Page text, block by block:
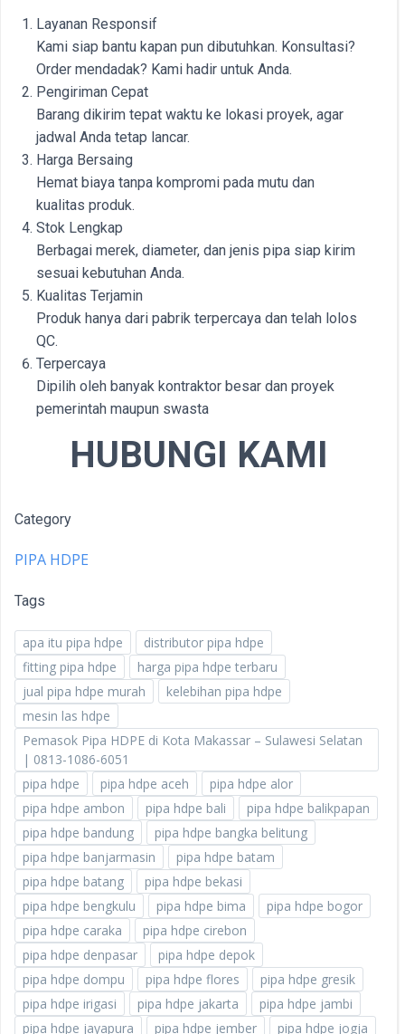
Layanan Responsif
Kami siap bantu kapan pun dibutuhkan. Konsultasi?
Order mendadak? Kami hadir untuk Anda.
Pengiriman Cepat
Barang dikirim tepat waktu ke lokasi proyek, agar
jadwal Anda tetap lancar.
Harga Bersaing
Hemat biaya tanpa kompromi pada mutu dan
kualitas produk.
Stok Lengkap
Berbagai merek, diameter, dan jenis pipa siap kirim
sesuai kebutuhan Anda.
Kualitas Terjamin
Produk hanya dari pabrik terpercaya dan telah lolos
QC.
Terpercaya
Dipilih oleh banyak kontraktor besar dan proyek
pemerintah maupun swasta
HUBUNGI KAMI
Category
PIPA HDPE
Tags
apa itu pipa hdpe
distributor pipa hdpe
fitting pipa hdpe
harga pipa hdpe terbaru
jual pipa hdpe murah
kelebihan pipa hdpe
mesin las hdpe
Pemasok Pipa HDPE di Kota Makassar – Sulawesi Selatan
| 0813-1086-6051
pipa hdpe
pipa hdpe aceh
pipa hdpe alor
pipa hdpe ambon
pipa hdpe bali
pipa hdpe balikpapan
pipa hdpe bandung
pipa hdpe bangka belitung
pipa hdpe banjarmasin
pipa hdpe batam
pipa hdpe batang
pipa hdpe bekasi
pipa hdpe bengkulu
pipa hdpe bima
pipa hdpe bogor
pipa hdpe caraka
pipa hdpe cirebon
pipa hdpe denpasar
pipa hdpe depok
pipa hdpe dompu
pipa hdpe flores
pipa hdpe gresik
pipa hdpe irigasi
pipa hdpe jakarta
pipa hdpe jambi
pipa hdpe jayapura
pipa hdpe jember pipa hdpe jogja